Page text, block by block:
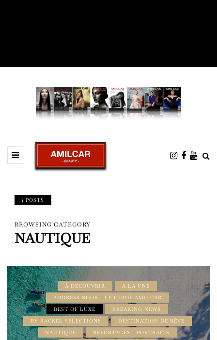
1 POSTS
BROWSING CATEGORY
NAUTIQUE
À DÉCOUVRIR
À LA UNE
ADDRESS BOOK - LE GUIDE AMILCAR
BEST OF LUXE
BREAKING NEWS
BY RACKEL SELECTIONS
DESTINATION DE RÊVE
NAUTIQUE
REPORTAGES - PORTRAITS